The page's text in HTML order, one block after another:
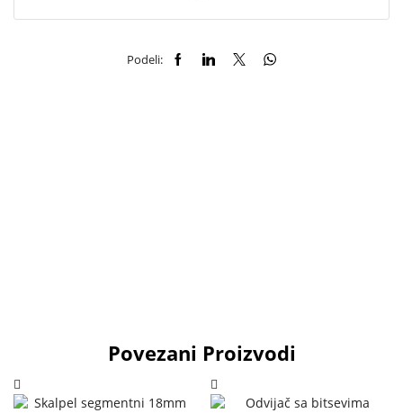
Podeli:
Povezani Proizvodi